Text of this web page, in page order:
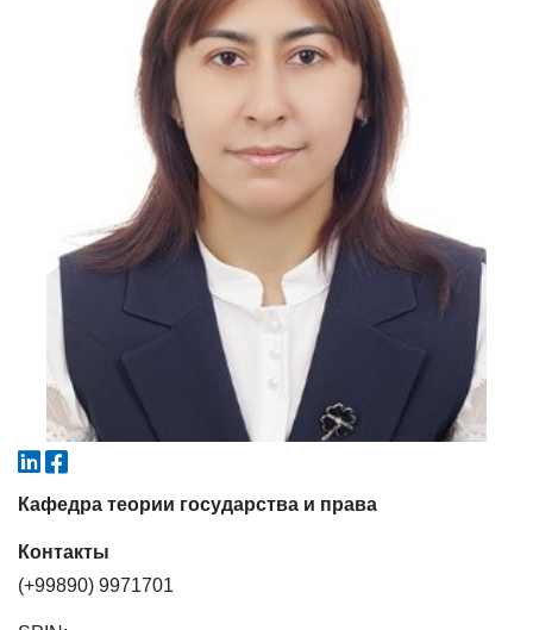
Кафедра теории государства и права
Контакты
(+99890) 9971701
1. Документы (бакалавр) (5)
4. Собеседование (магистр) (5)
6. Онлайн-заявки (15) 7. Колл-центр (4)
8. Квота (бакалавриат) (1)
✉️ Написать администратору